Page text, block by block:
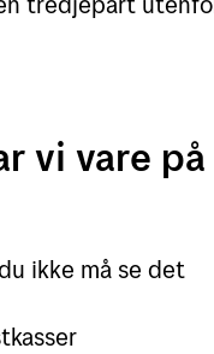
vi vare på
ikke må se det